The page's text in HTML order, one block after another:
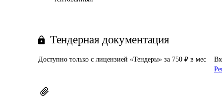
Тендерная документация
Доступно только с лицензией «Тендеры» за 750 ₽ в мес